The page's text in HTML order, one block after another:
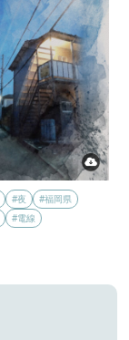
#夜
#福岡県
#電線